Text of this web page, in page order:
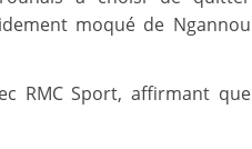
moqué de Ngannou
RMC Sport, affirmant que